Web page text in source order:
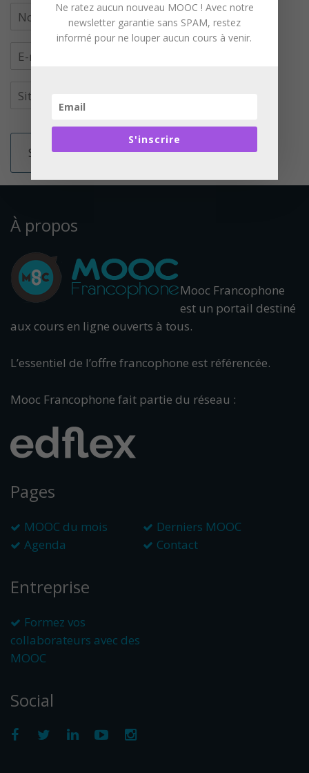
À propos
Mooc Francophone
est un portail destiné
aux cours en ligne ouverts à tous.
L’essentiel de l’offre francophone est référencée.
Mooc Francophone fait partie du réseau :
Pages
MOOC du mois
Derniers MOOC
Agenda
Contact
Entreprise
Formez vos
collaborateurs avec des
MOOC
Social
Ne ratez aucun nouveau MOOC ! Avec notre
newsletter garantie sans SPAM, restez
informé pour ne louper aucun cours à venir.
S'inscrire